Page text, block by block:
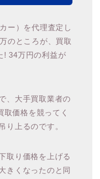
ー）を代理査定し
のところが、買取
! 34万円の利益が
、大手買取業者の
価格を競ってく
り上るのです。
取り価格を上げる
きくなったのと同